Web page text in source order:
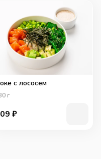
с лососем
г
₽